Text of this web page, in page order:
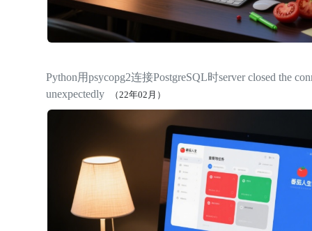
Python用psycopg2连接PostgreSQL时server closed the
unexpectedly
（22年02月）